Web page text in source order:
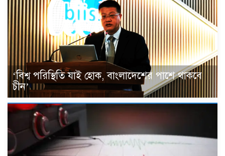
‘বিশ্ব পরিস্থিতি যাই হোক, বাংলাদেশের পাশে থাকবে
চীন’